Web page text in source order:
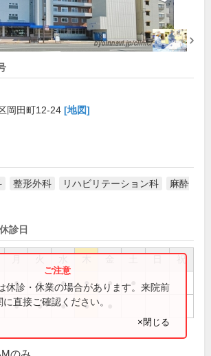
岡田町12-24 [地図]
整形外科 リハビリテーション科
麻酔
診日
祝
● ● ● ● ●
● ● ● ●
休診・休業の場合があります。来院前
直接ご確認ください。
×閉じる